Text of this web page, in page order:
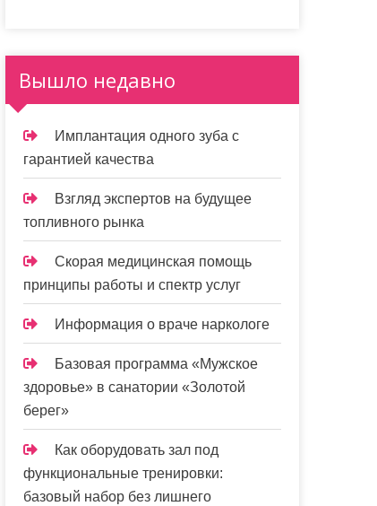
Вышло недавно
Имплантация одного зуба с
гарантией качества
Взгляд экспертов на будущее
топливного рынка
Скорая медицинская помощь
принципы работы и спектр услуг
Информация о враче наркологе
Базовая программа «Мужское
здоровье» в санатории «Золотой
берег»
Как оборудовать зал под
функциональные тренировки:
базовый набор без лишнего